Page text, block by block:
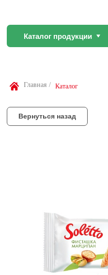
По Вашей
Главная / Каталог